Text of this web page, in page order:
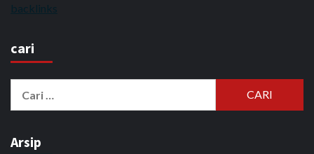
backlinks
cari
Arsip